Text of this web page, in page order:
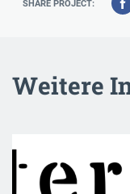
SHARE PROJECT:
Weitere